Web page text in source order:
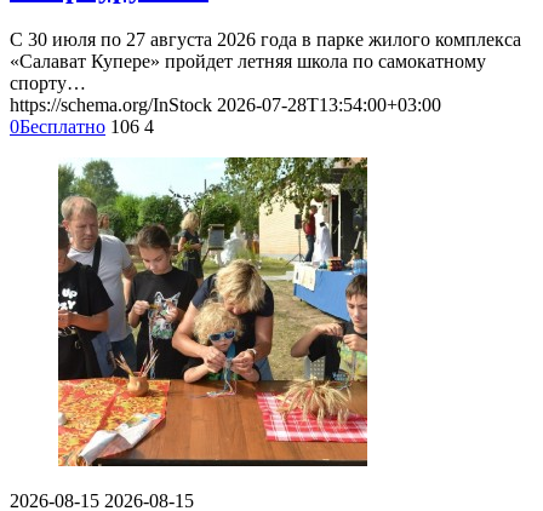
С 30 июля по 27 августа 2026 года в парке жилого комплекса
«Салават Купере» пройдет летняя школа по самокатному
спорту…
https://schema.org/InStock 2026-07-28T13:54:00+03:00
0Бесплатно 106 4
2026-08-15 2026-08-15